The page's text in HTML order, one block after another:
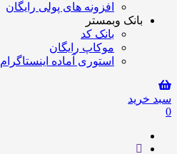
افزونه های پولی رایگان
بانک وبمستر
بانک کد
موکاپ رایگان
استوری آماده اینستاگرام
سبد خرید
0